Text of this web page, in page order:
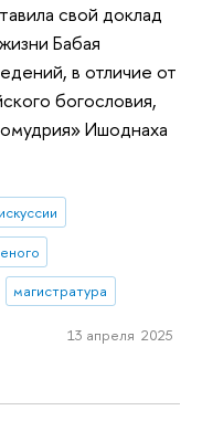
свой доклад
Бабая
в отличие от
богословия,
Ишоднаха
магистратура
13 апреля 2025